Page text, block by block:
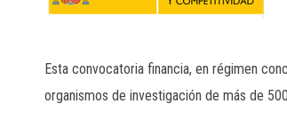
Esta convocatoria financia, en régimen
organismos de investigación de más de